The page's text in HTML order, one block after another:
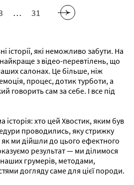
… 31
історії, які неможливо забути. На
з відео-перевтілень, що
салонах. Це більше, ніж
процес, дотик турботи, а
говорить сам за себе. І все під
хто цей Хвостик, яким був
проводились, яку стрижку
як ми дійшли до цього ефектного
результат — ми ділимося
грумерів, методами,
догляду саме для цієї породи.